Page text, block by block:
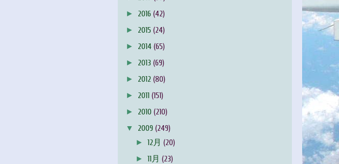
► 2016 (42)
► 2015 (24)
► 2014 (65)
► 2013 (69)
► 2012 (80)
► 2011 (151)
► 2010 (210)
▼ 2009 (249)
►12月(20)
►11月(23)